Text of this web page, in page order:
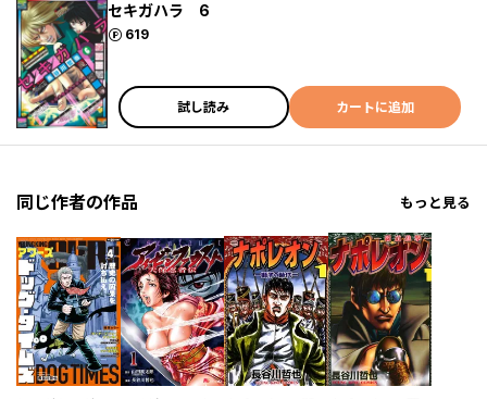
セキガハラ 6
619
ポイント
試し読み カートに追加
同じ作者の作品 もっと見る